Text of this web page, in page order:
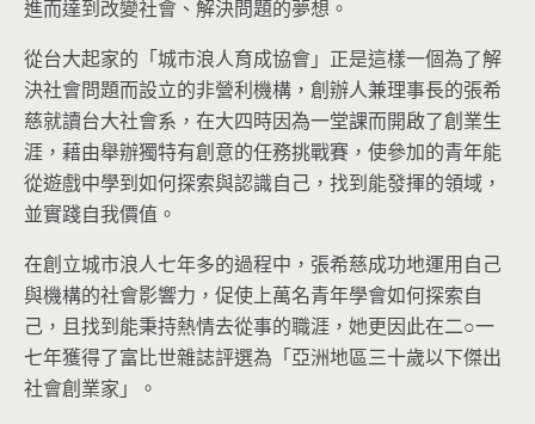
進而達到改變社會、解決問題的夢想。
從台大起家的「城市浪人育成協會」正是這樣一個為了解
決社會問題而設立的非營利機構，創辦人兼理事長的張希
慈就讀台大社會系，在大四時因為一堂課而開啟了創業生
涯，藉由舉辦獨特有創意的任務挑戰賽，使參加的青年能
從遊戲中學到如何探索與認識自己，找到能發揮的領域，
並實踐自我價值。
在創立城市浪人七年多的過程中，張希慈成功地運用自己
與機構的社會影響力，促使上萬名青年學會如何探索自
己，且找到能秉持熱情去從事的職涯，她更因此在二○一
七年獲得了富比世雜誌評選為「亞洲地區三十歲以下傑出
社會創業家」。